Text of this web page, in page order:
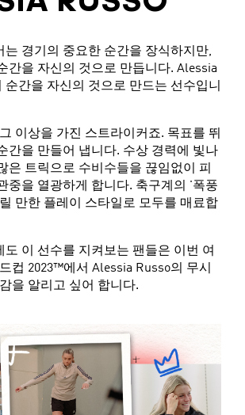
는 경기의 중요한 순간을 장식하지만,
간을 자신의 것으로 만듭니다. Alessia
순간을 자신의 것으로 만드는 선수입니
이상을 가진 스트라이커죠. 목표를 뛰
간을 만들어 냅니다. 수상 경력에 빛나
은 트릭으로 수비수들을 끊임없이 피
중을 열광하게 합니다. 축구계의 '폭풍
만한 플레이 스타일로 모두를 매료합
도 이 선수를 지켜보는 팬들은 이번 여
컵 2023™에서 Alessia Russo의 무시
을 알리고 싶어 합니다.